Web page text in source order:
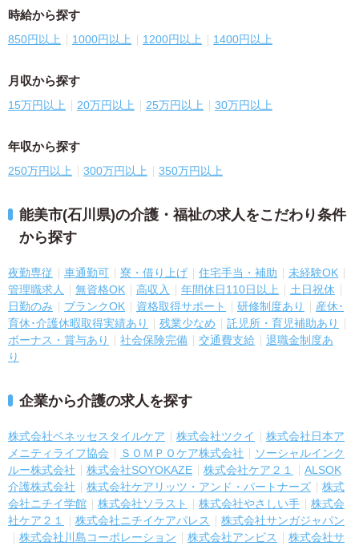
時給から探す
850円以上 1000円以上 1200円以上 1400円以上
月収から探す
15万円以上 20万円以上 25万円以上 30万円以上
年収から探す
250万円以上 300万円以上 350万円以上
能美市(石川県)の介護・福祉の求人をこだわり条件
から探す
夜勤専従 車通勤可 寮・借り上げ 住宅手当・補助
未経験OK
管理職求人
無資格OK 高収入 年間休日110日以上
土日祝休
日勤のみ
ブランクOK 資格取得サポート 研修制度あり
産休･
育休･介護休暇取得実績あり
残業少なめ
託児所・育児補助あり
ボーナス・賞与あり
社会保険完備 交通費支給
退職金制度あ
り
企業から介護の求人を探す
株式会社ベネッセスタイルケア 株式会社ツクイ
株式会社日本ア
メニティライフ協会
ＳＯＭＰＯケア株式会社
ソーシャルインク
ルー株式会社
株式会社SOYOKAZE 株式会社ケア２１
ALSOK
介護株式会社
株式会社ケアリッツ・アンド・パートナーズ
株式
会社ニチイ学館
株式会社ソラスト 株式会社やさしい手
株式会
社ケア２１
株式会社ニチイケアパレス
株式会社サンガジャパン
株式会社川島コーポレーション
株式会社アンビス
株式会社サ